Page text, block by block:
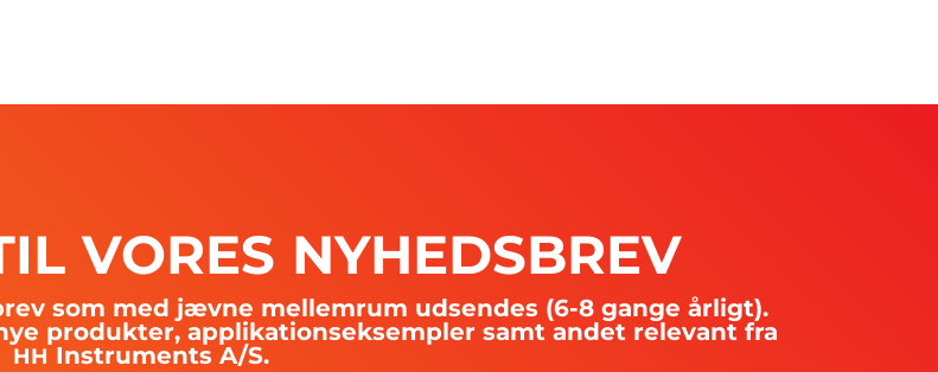
VORES NYHEDSBREV
som med jævne mellemrum udsendes (6-8 gange årligt).
produkter, applikationseksempler samt andet relevant fra
HH Instruments A/S.